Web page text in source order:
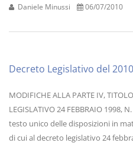
Daniele Minussi 06/07/2010
Decreto Legislativo del
MODIFICHE ALLA PARTE IV,
LEGISLATIVO 24 FEBBRAIO 1998,
testo unico delle disposizioni in
di cui al decreto legislativo 24